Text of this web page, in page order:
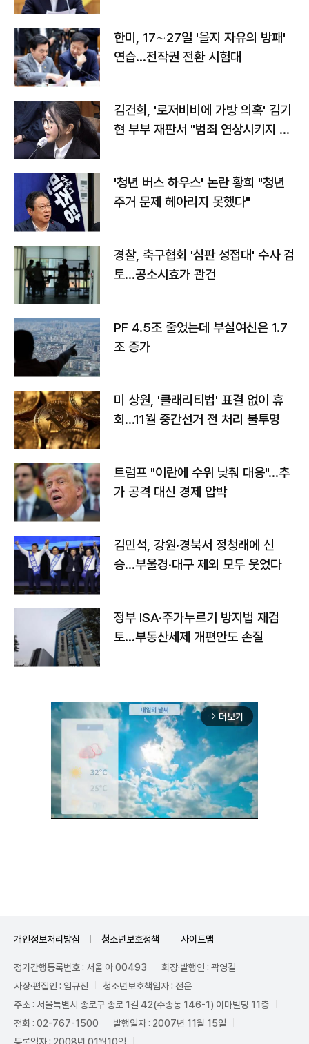
한미, 17∼27일 '을지 자유의 방패'
연습…전작권 전환 시험대
김건희, '로저비비에 가방 의혹' 김기
현 부부 재판서 "범죄 연상시키지 말
'청년 버스 하우스' 논란 황희 "청년
주거 문제 헤아리지 못했다"
경찰, 축구협회 '심판 성접대' 수사 검
토…공소시효가 관건
PF 4.5조 줄었는데 부실여신은 1.7
조 증가
미 상원, '클래리티법' 표결 없이 휴
회…11월 중간선거 전 처리 불투명
트럼프 "이란에 수위 낮춰 대응"…추
가 공격 대신 경제 압박
김민석, 강원·경북서 정청래에 신
승…부울경·대구 제외 모두 웃었다
정부 ISA·주가누르기 방지법 재검
토…부동산세제 개편안도 손질
arrow_forward_ios 더보기
개인정보처리방침 청소년보호정책 사이트맵
정기간행등록번호 : 서울 아 00493
회장·발행인 : 곽영길
사장·편집인 : 임규진
청소년보호책임자 : 전운
주소 : 서울특별시 종로구 종로 1길 42(수송동 146-1) 이마빌딩 11층
전화 : 02-767-1500
발행일자 : 2007년 11월 15일
등록일자 : 2008년 01월10일